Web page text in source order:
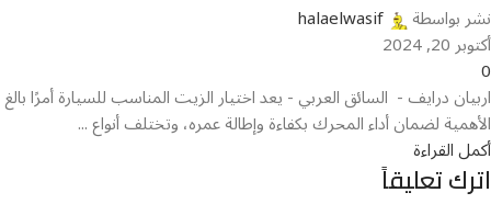
نشر بواسطة halaelwasif
أكتوبر 20, 2024
0
اربيان درايف - السائق العربي - يعد اختيار الزيت المناسب للسيارة أمرًا بالغ
الأهمية لضمان أداء المحرك بكفاءة وإطالة عمره، وتختلف أنواع ...
أكمل القراءة
اترك تعليقاً